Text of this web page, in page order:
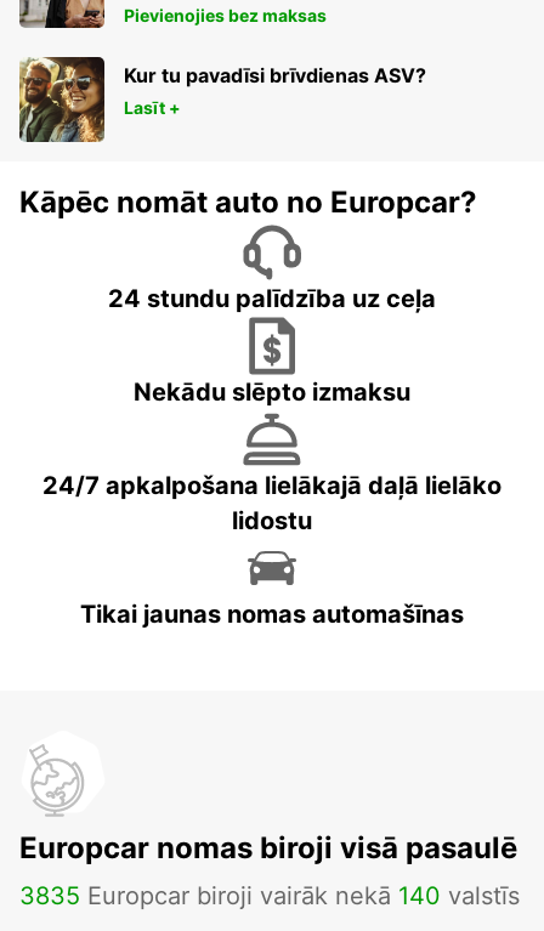
Pievienojies bez maksas
Kur tu pavadīsi brīvdienas ASV?
Lasīt +
Kāpēc nomāt auto no Europcar?
24 stundu palīdzība uz ceļa
Nekādu slēpto izmaksu
24/7 apkalpošana lielākajā daļā lielāko
lidostu
Tikai jaunas nomas automašīnas
Europcar nomas biroji visā pasaulē
3835 Europcar biroji vairāk nekā 140 valstīs